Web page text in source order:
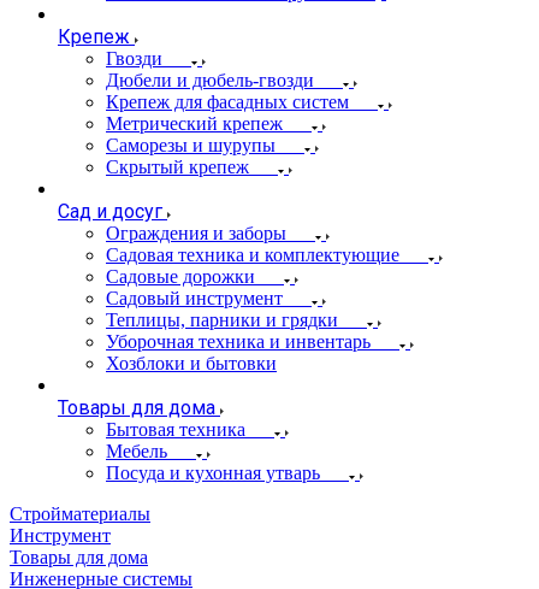
Крепеж
Гвозди
Дюбели и дюбель-гвозди
Крепеж для фасадных систем
Метрический крепеж
Саморезы и шурупы
Скрытый крепеж
Сад и досуг
Ограждения и заборы
Садовая техника и комплектующие
Садовые дорожки
Садовый инструмент
Теплицы, парники и грядки
Уборочная техника и инвентарь
Хозблоки и бытовки
Товары для дома
Бытовая техника
Мебель
Посуда и кухонная утварь
Стройматериалы
Инструмент
Товары для дома
Инженерные системы